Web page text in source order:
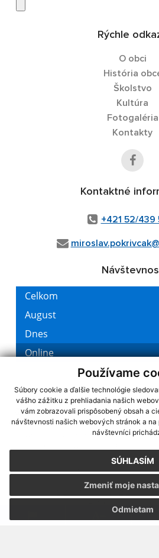
Používame
Súbory cookie a ďalšie technológie
vášho zážitku z prehliadania našich
vám zobrazovali prispôsobený obsah a
návštevnosti našich webových stránok a
návštevníci
SÚHLASÍM
Odmietam
Zmeniť moje
Rýchle
O obci
História
Školstvo
Kultúra
Fotogaléria
Kontakty
Kontaktné
+421 52/439
využite možnosť získavania aktuálnych
CMS systém (redakčný) systém ECHELON
webex.digital, s.r.o.,
Posledná aktualizácia:
Vytlačiť stránku|Vyhlásenie